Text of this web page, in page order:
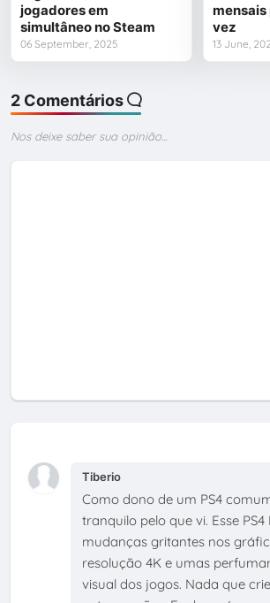
jogadores em
simultâneo no Steam
06 September, 2025
mensais
vez
13 June,
2 Comentários
Nos deixe saber sua opinião...
Tiberio
Como dono de um PS4
tranquilo pelo que vi. Esse
mudanças gritantes nos
resolução 4K e umas
visual dos jogos. Nada que